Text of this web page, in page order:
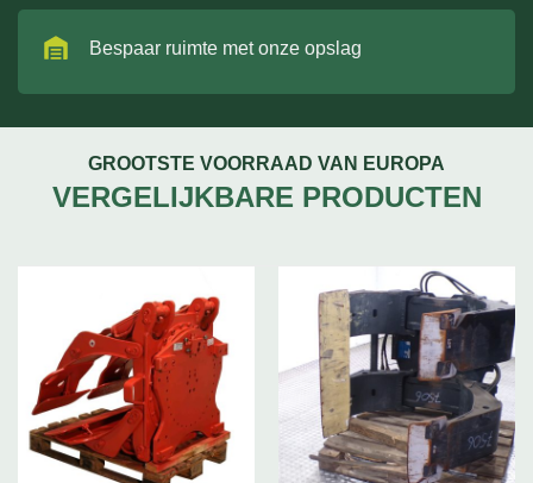
Bespaar ruimte met onze opslag
GROOTSTE VOORRAAD VAN EUROPA
VERGELIJKBARE PRODUCTEN